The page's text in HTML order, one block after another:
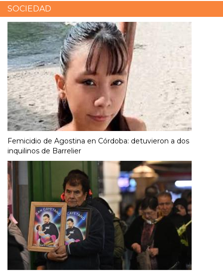
SOCIEDAD
Femicidio de Agostina en Córdoba: detuvieron a dos
inquilinos de Barrelier